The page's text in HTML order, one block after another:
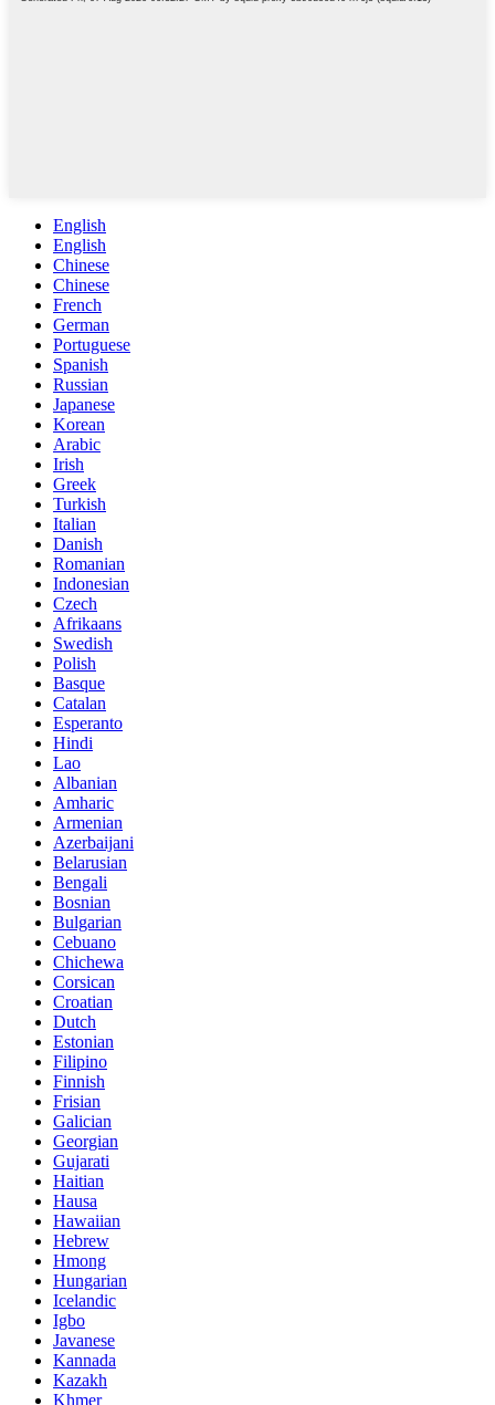
English
English
Chinese
Chinese
French
German
Portuguese
Spanish
Russian
Japanese
Korean
Arabic
Irish
Greek
Turkish
Italian
Danish
Romanian
Indonesian
Czech
Afrikaans
Swedish
Polish
Basque
Catalan
Esperanto
Hindi
Lao
Albanian
Amharic
Armenian
Azerbaijani
Belarusian
Bengali
Bosnian
Bulgarian
Cebuano
Chichewa
Corsican
Croatian
Dutch
Estonian
Filipino
Finnish
Frisian
Galician
Georgian
Gujarati
Haitian
Hausa
Hawaiian
Hebrew
Hmong
Hungarian
Icelandic
Igbo
Javanese
Kannada
Kazakh
Khmer